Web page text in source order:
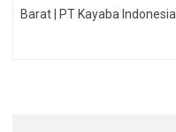
Barat | PT Kayaba Indonesia